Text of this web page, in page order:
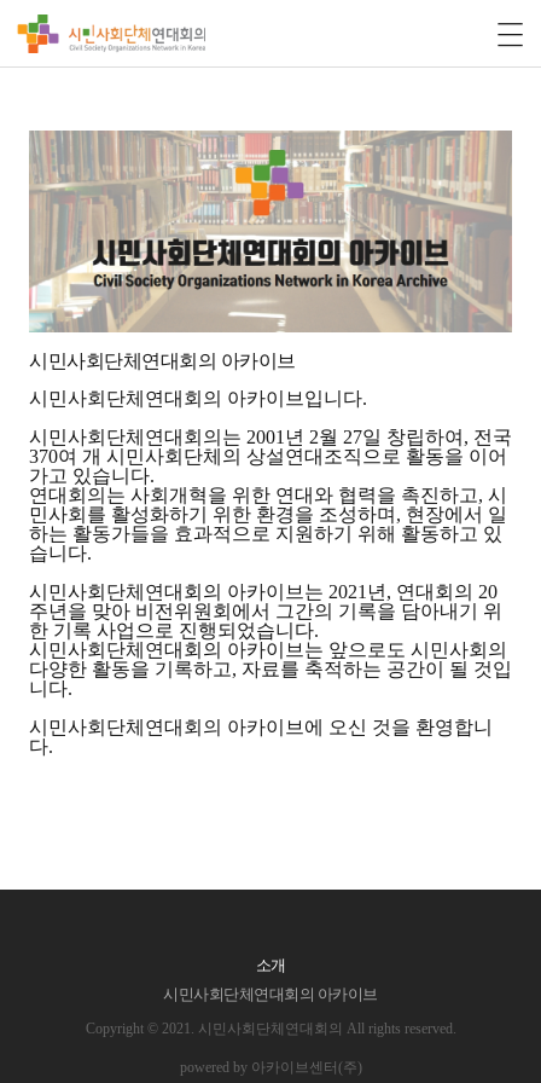
시민사회단체연대회의 아카이브
시민사회단체연대회의 아카이브입니다.
시민사회단체연대회의는 2001년 2월 27일 창립하여, 전국
370여 개 시민사회단체의 상설연대조직으로 활동을 이어
가고 있습니다.
연대회의는 사회개혁을 위한 연대와 협력을 촉진하고, 시
민사회를 활성화하기 위한 환경을 조성하며, 현장에서 일
하는 활동가들을 효과적으로 지원하기 위해 활동하고 있
습니다.
시민사회단체연대회의 아카이브는 2021년, 연대회의 20
주년을 맞아 비전위원회에서 그간의 기록을 담아내기 위
한 기록 사업으로 진행되었습니다.
시민사회단체연대회의 아카이브는 앞으로도 시민사회의
다양한 활동을 기록하고, 자료를 축적하는 공간이 될 것입
니다.
시민사회단체연대회의 아카이브에 오신 것을 환영합니
다.
소개
시민사회단체연대회의 아카이브
Copyright © 2021. 시민사회단체연대회의 All rights reserved.
powered by 아카이브센터(주)